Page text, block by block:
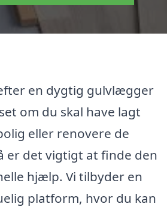
en dygtig gulvlægger
om du skal have lagt
eller renovere de
er det vigtigt at finde den
hjælp. Vi tilbyder en
platform, hvor du kan